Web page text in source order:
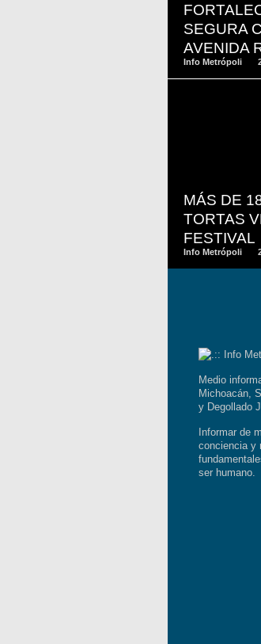
SEGURA
AVENIDA
Info Metrópoli
MÁS DE
TORTAS
FESTIVAL
Info Metrópoli
Medio
Michoacán,
y Degollado
Informar de
conciencia y
ser humano.